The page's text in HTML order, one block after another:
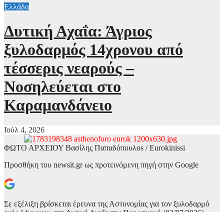
Ελλάδα
Δυτική Αχαΐα: Άγριος
ξυλοδαρμός 14χρονου από
τέσσερις νεαρούς –
Νοσηλεύεται στο
Καραμανδάνειο
Ιούλ 4, 2026
ΦΩΤΟ ΑΡΧΕΙΟΥ Βασίλης Παπαδόπουλοs / Eurokinissi
Προσθήκη του newsit.gr ως προτεινόμενη πηγή στην Google
Σε εξέλιξη βρίσκεται έρευνα της Αστυνομίας για τον ξυλοδαρμό